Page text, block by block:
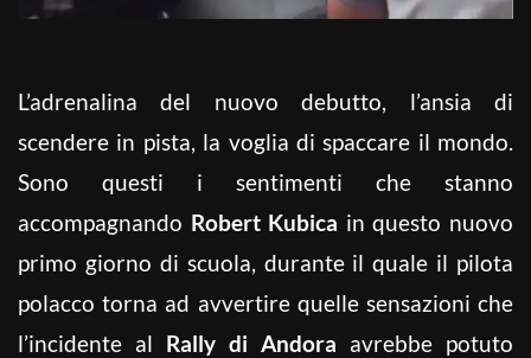
L’adrenalina del nuovo debutto, l’ansia di
scendere in pista, la voglia di spaccare il mondo.
Sono questi i sentimenti che stanno
accompagnando Robert Kubica in questo nuovo
primo giorno di scuola, durante il quale il pilota
polacco torna ad avvertire quelle sensazioni che
l’incidente al Rally di Andora avrebbe potuto